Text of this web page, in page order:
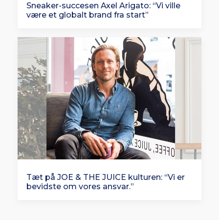
Sneaker-succesen Axel Arigato: “Vi ville
være et globalt brand fra start”
Tæt på JOE & THE JUICE kulturen: “Vi er
bevidste om vores ansvar.”